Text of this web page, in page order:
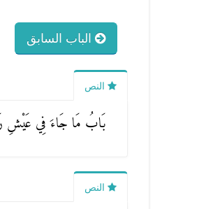
الباب السابق
النص
بَابُ مَا جَاءَ فِي عَيْشِ
النص